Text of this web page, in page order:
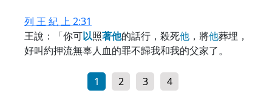
列 王 紀 上 2:31
王說：「你可以照著他的話行，殺死他 ，將他葬埋，
好叫約押流無辜人血的罪不歸我和我的父家了。
1 2 3 4